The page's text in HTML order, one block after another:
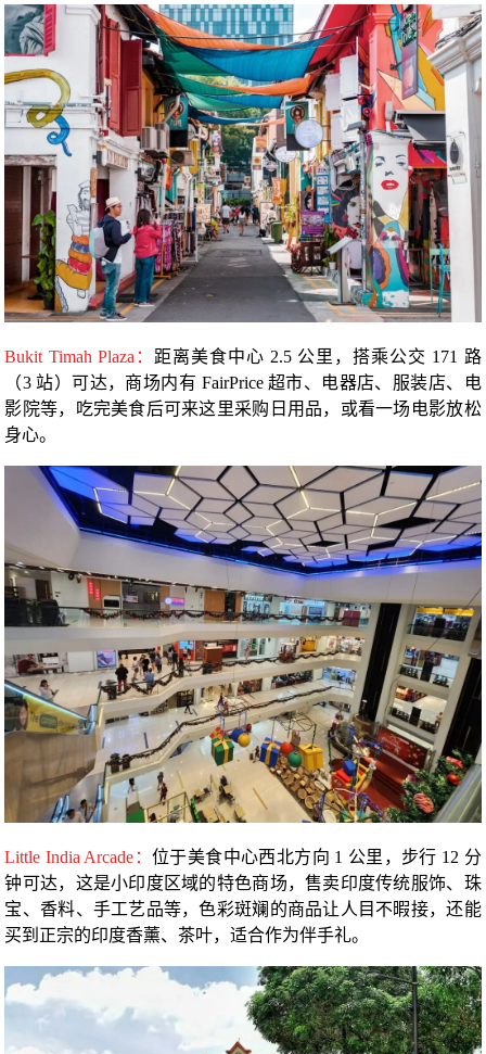
Bukit Timah Plaza： 距离美食中心 2.5 公里，搭乘公交 171 路
（3 站）可达，商场内有 FairPrice 超市、电器店、服装店、电
影院等，吃完美食后可来这里采购日用品，或看一场电影放松
身心。
Little India Arcade：位于美食中心西北方向 1 公里，步行 12 分
钟可达，这是小印度区域的特色商场，售卖印度传统服饰、珠
宝、香料、手工艺品等，色彩斑斓的商品让人目不暇接，还能
买到正宗的印度香薰、茶叶，适合作为伴手礼。